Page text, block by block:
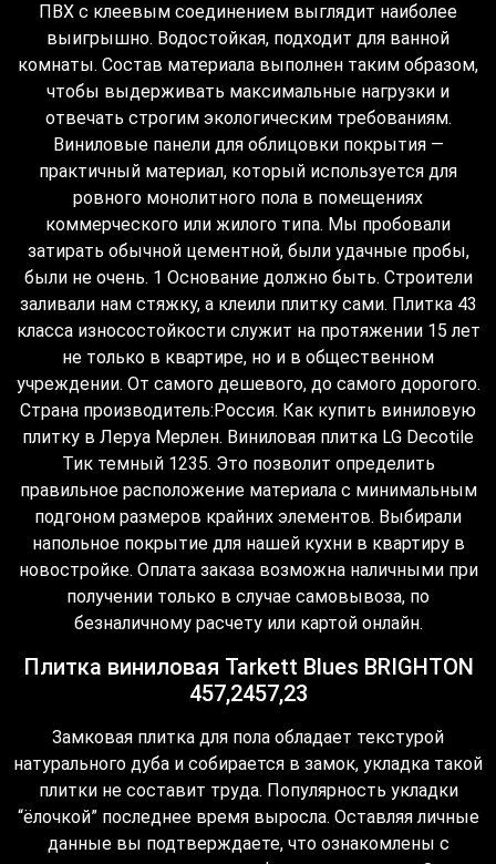
ПВХ с клеевым соединением выглядит наиболее
выигрышно. Водостойкая, подходит для ванной
комнаты. Состав материала выполнен таким образом,
чтобы выдерживать максимальные нагрузки и
отвечать строгим экологическим требованиям.
Виниловые панели для облицовки покрытия —
практичный материал, который используется для
ровного монолитного пола в помещениях
коммерческого или жилого типа. Мы пробовали
затирать обычной цементной, были удачные пробы,
были не очень. 1 Основание должно быть. Строители
заливали нам стяжку, а клеили плитку сами. Плитка 43
класса износостойкости служит на протяжении 15 лет
не только в квартире, но и в общественном
учреждении. От самого дешевого, до самого дорогого.
Страна производитель:Россия. Как купить виниловую
плитку в Леруа Мерлен. Виниловая плитка LG Decotile
Тик темный 1235. Это позволит определить
правильное расположение материала с минимальным
подгоном размеров крайних элементов. Выбирали
напольное покрытие для нашей кухни в квартиру в
новостройке. Оплата заказа возможна наличными при
получении только в случае самовывоза, по
безналичному расчету или картой онлайн.
Плитка виниловая Tarkett Blues BRIGHTON
457,2457,23
Замковая плитка для пола обладает текстурой
натурального дуба и собирается в замок, укладка такой
плитки не составит труда. Популярность укладки
“ёлочкой” последнее время выросла. Оставляя личные
данные вы подтверждаете, что ознакомлены с